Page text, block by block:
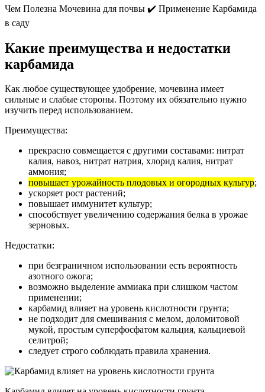
Чем Полезна Мочевина для почвы ✔️ Применение Карбамида
в саду
Какие преимущества и недостатки
карбамида
Как любое существующее удобрение, мочевина имеет
сильные и слабые стороны. Поэтому их обязательно нужно
изучить перед использованием.
Преимущества:
прекрасно совмещается с другими составами: нитрат
калия, навоз, нитрат натрия, хлорид калия, нитрат
аммония;
повышает урожайность плодовых и огородных культур;
ускоряет рост растений;
повышает иммунитет культур;
способствует увеличению содержания белка в урожае
зерновых.
Недостатки:
при безграничном использовании есть вероятность
азотного ожога;
возможно выделение аммиака при слишком частом
применении;
карбамид влияет на уровень кислотности грунта;
не подходит для смешивания с мелом, доломитовой
мукой, простым суперфосфатом кальция, кальциевой
селитрой;
следует строго соблюдать правила хранения.